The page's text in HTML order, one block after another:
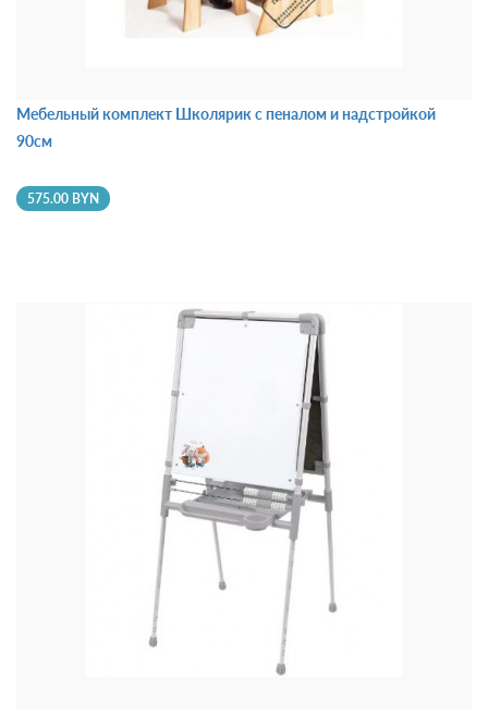
Мебельный комплект Школярик с пеналом и надстройкой
90см
575.00 BYN